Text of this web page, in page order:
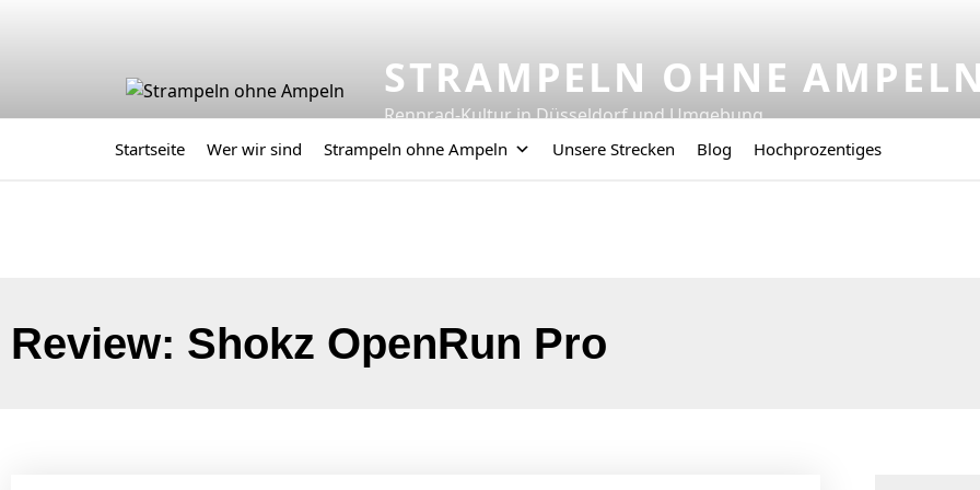
STRAMPELN OHNE
Rennrad-Kultur in Düsseldorf und Umgebung
Startseite Wer wir sind Strampeln ohne Ampeln Unsere Strecken Blog Hochprozentiges
Review: Shokz OpenRun Pro